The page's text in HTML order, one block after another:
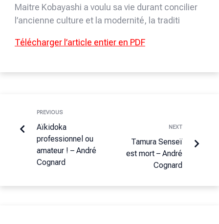
Maitre Kobayashi a voulu sa vie durant concilier
l’ancienne culture et la modernité, la traditi
Télécharger l’article entier en PDF
PREVIOUS
Aïkidoka
professionnel ou
amateur ! – André
Cognard
NEXT
Tamura Senseï
est mort – André
Cognard